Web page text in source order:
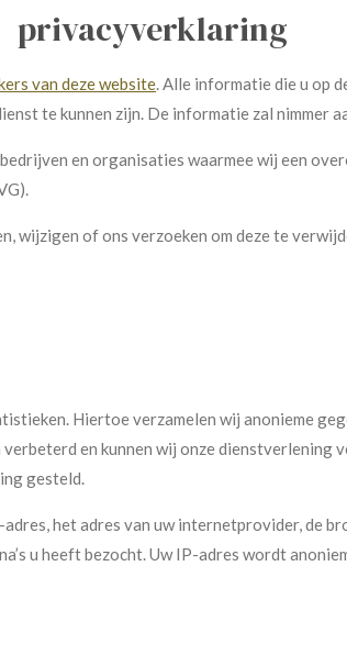
privacyverklaring
van deze website. Alle informatie die u op
te kunnen zijn. De informatie zal nimmer
en organisaties waarmee wij een
wijzigen of ons verzoeken om deze te
Hiertoe verzamelen wij anonieme
en kunnen wij onze
gesteld.
het adres van uw internetprovider, de
u heeft bezocht. Uw IP-adres wordt